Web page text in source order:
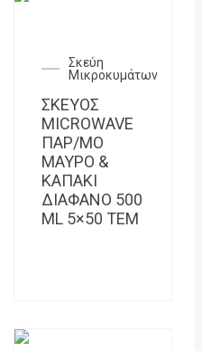
Σκεύη
Μικροκυμάτων
ΣΚΕΥΟΣ
MICROWAVE
ΠΑΡ/ΜΟ
ΜΑΥΡΟ &
ΚΑΠΑΚΙ
ΔΙΑΦΑΝΟ 500
ML 5×50 TEM